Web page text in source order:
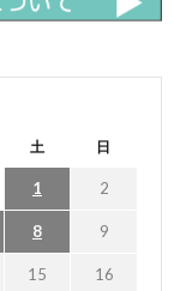
土 日
1 2
8 9
15 16